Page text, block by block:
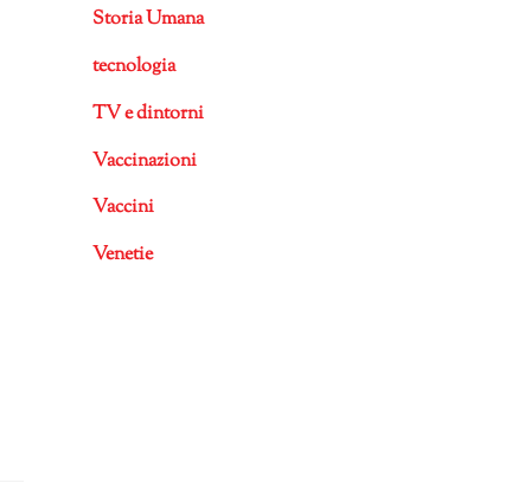
Storia Umana
tecnologia
TV e dintorni
Vaccinazioni
Vaccini
Venetie